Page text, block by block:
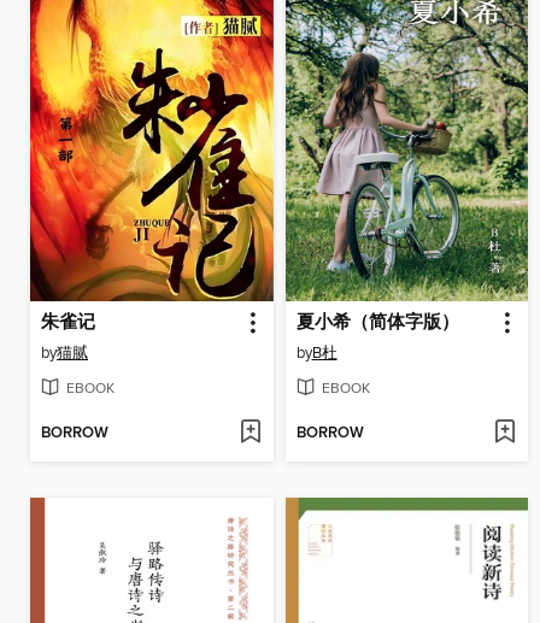
朱雀记
by猫腻
EBOOK
BORROW
夏小希（简体字版）
byB杜
EBOOK
BORROW